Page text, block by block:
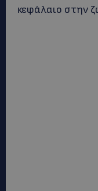
κεφάλαιο στην